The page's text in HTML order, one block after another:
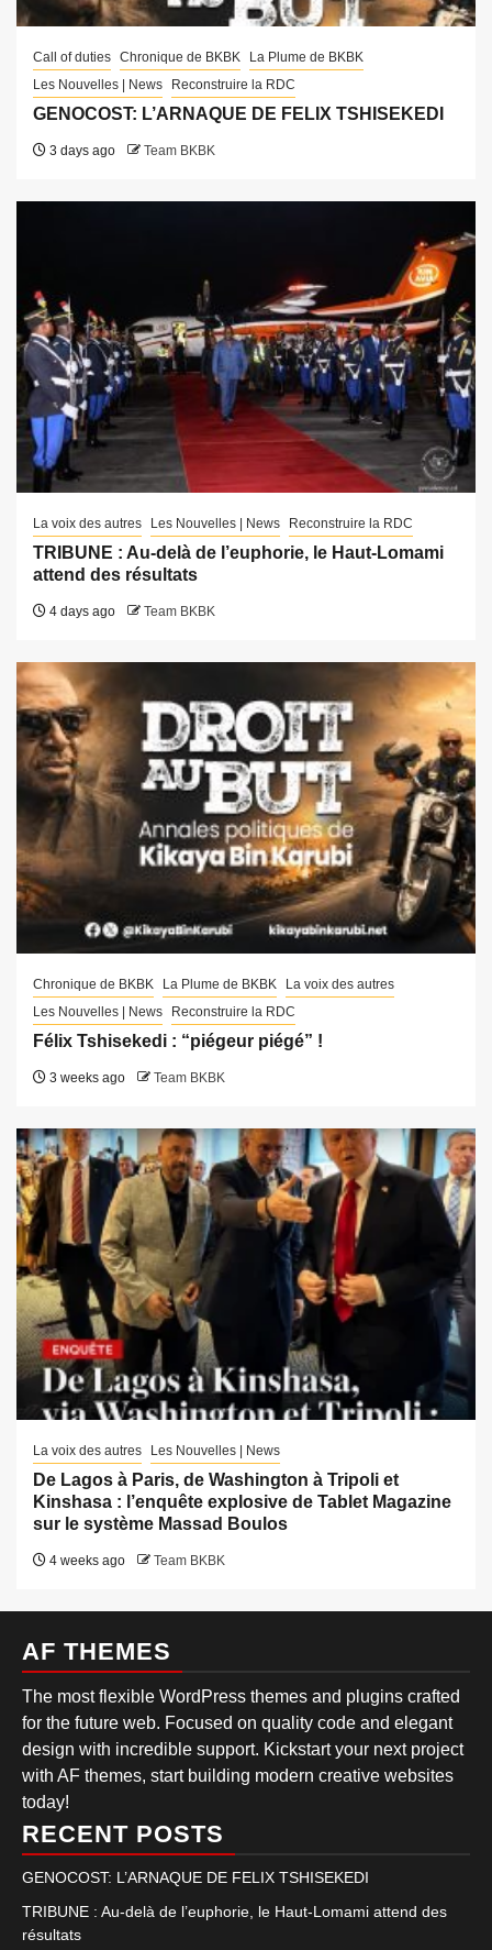
Call of duties Chronique de BKBK
La Plume de BKBK
Les Nouvelles | News
Reconstruire la RDC
GENOCOST: L’ARNAQUE DE FELIX TSHISEKEDI
3 days ago Team BKBK
La voix des autres Les Nouvelles | News Reconstruire la RDC
TRIBUNE : Au-delà de l’euphorie, le Haut-Lomami
attend des résultats
4 days ago Team BKBK
Chronique de BKBK La Plume de BKBK
La voix des autres
Les Nouvelles | News
Reconstruire la RDC
Félix Tshisekedi : “piégeur piégé” !
3 weeks ago Team BKBK
La voix des autres Les Nouvelles | News
De Lagos à Paris, de Washington à Tripoli et
Kinshasa : l’enquête explosive de Tablet Magazine
sur le système Massad Boulos
4 weeks ago Team BKBK
AF THEMES
The most flexible WordPress themes and plugins crafted
for the future web. Focused on quality code and elegant
design with incredible support. Kickstart your next project
with AF themes, start building modern creative websites
today!
RECENT POSTS
GENOCOST: L’ARNAQUE DE FELIX TSHISEKEDI
TRIBUNE : Au-delà de l’euphorie, le Haut-Lomami attend des
résultats